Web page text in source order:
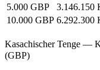
5.000 GBP
3.146.150
10.000 GBP 6.292.300
Kasachischer Tenge —
(GBP)